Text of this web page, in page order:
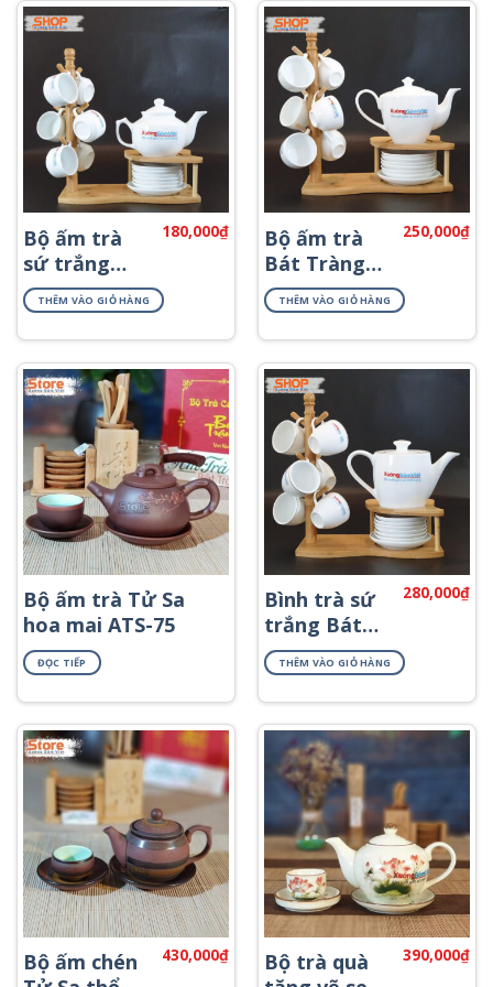
Bộ ấm trà
sứ trắng
Bát Tràng
rẻ đẹp AT-
05
180,000₫
THÊM VÀO GIỎ HÀNG
Bộ ấm trà
Bát Tràng
in logo đẹp
AT-61
250,000₫
THÊM VÀO GIỎ HÀNG
Bộ ấm trà Tử Sa
hoa mai ATS-75
ĐỌC TIẾP
Bình trà sứ
trắng Bát
Tràng viền
kim ATK-56
280,000₫
THÊM VÀO GIỎ HÀNG
Bộ ấm chén
430,000₫
Bộ trà quà
390,000₫